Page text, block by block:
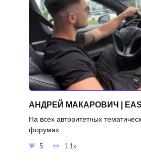
АНДРЕЙ МАКАРОВИЧ |
На всех авторитетных
форумах
5 1.1к.